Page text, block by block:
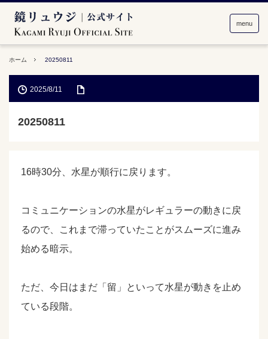
menu
ホーム 20250811
2025/8/11
20250811
16時30分、水星が順行に戻ります。
コミュニケーションの水星がレギュラーの動きに戻
るので、これまで滞っていたことがスムーズに進み
始める暗示。
ただ、今日はまだ「留」といって水星が動きを止め
ている段階。